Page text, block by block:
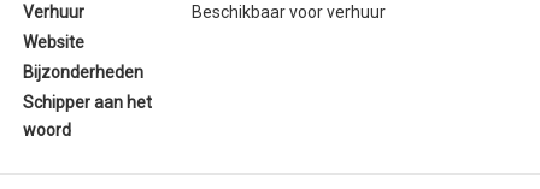
Verhuur
Beschikbaar voor verhuur
Website
Bijzonderheden
Schipper aan het
woord